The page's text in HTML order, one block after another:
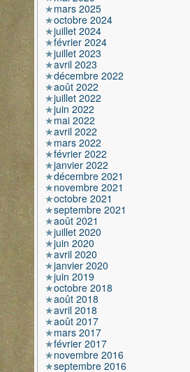
mars 2025
octobre 2024
juillet 2024
février 2024
juillet 2023
avril 2023
décembre 2022
août 2022
juillet 2022
juin 2022
mai 2022
avril 2022
mars 2022
février 2022
janvier 2022
décembre 2021
novembre 2021
octobre 2021
septembre 2021
août 2021
juillet 2020
juin 2020
avril 2020
janvier 2020
juin 2019
octobre 2018
août 2018
avril 2018
août 2017
mars 2017
février 2017
novembre 2016
septembre 2016